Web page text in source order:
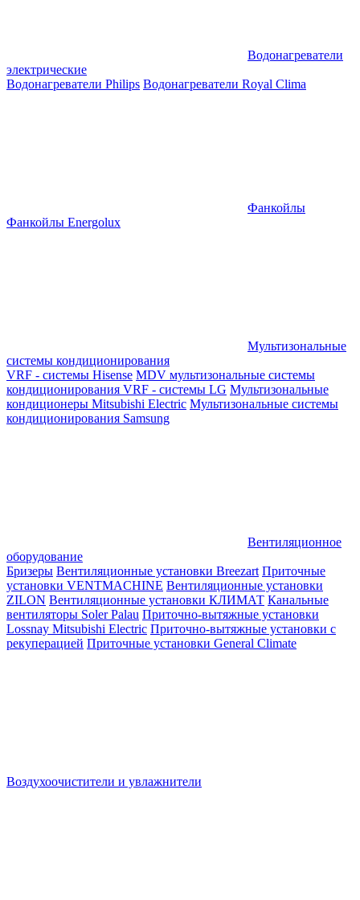
Водонагреватели
электрические
Водонагреватели Philips Водонагреватели Royal Clima
Фанкойлы
Фанкойлы Energolux
Мультизональные
системы кондиционирования
VRF - системы Hisense MDV мультизональные системы
кондиционирования VRF - системы LG Мультизональные
кондиционеры Mitsubishi Electric Мультизональные системы
кондиционирования Samsung
Вентиляционное
оборудование
Бризеры Вентиляционные установки Breezart Приточные
установки VENTMACHINE Вентиляционные установки
ZILON Вентиляционные установки КЛИМАТ Канальные
вентиляторы Soler Palau Приточно-вытяжные установки
Lossnay Mitsubishi Electric Приточно-вытяжные установки с
рекуперацией Приточные установки General Climate
Воздухоочистители и увлажнители